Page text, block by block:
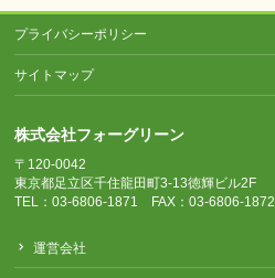
プライバシーポリシー
サイトマップ
株式会社フォーグリーン
〒120-0042
東京都足立区千住龍田町3-13徳輝ビル2F
TEL：03-6806-1871 FAX：03-6806-1872
運営会社